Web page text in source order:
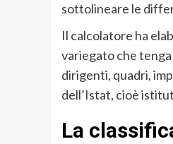
sottolineare le
Il calcolatore ha
variegato che
dirigenti, quadri,
dell’Istat, cioè
La